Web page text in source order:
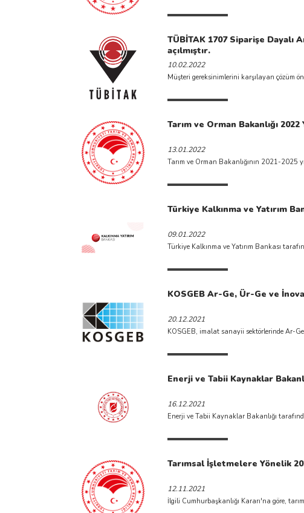
TÜBİTAK 1707 Siparişe Dayalı
açılmıştır.
10.02.2022
Müşteri gereksinimlerini karşılayan çözüm
Tarım ve Orman Bakanlığı
13.01.2022
Tarım ve Orman Bakanlığının 2021-2025
Türkiye Kalkınma ve Yatırım
09.01.2022
Türkiye Kalkınma ve Yatırım Bankası
KOSGEB Ar-Ge, Ür-Ge ve
20.12.2021
KOSGEB, imalat sanayii sektörlerinde Ar-
Enerji ve Tabii Kaynaklar
16.12.2021
Enerji ve Tabii Kaynaklar Bakanlığı
Tarımsal İşletmelere Yönelik
12.11.2021